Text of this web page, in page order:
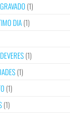
(1)
DIA(1)
(1)
(1)
(1)
(1)